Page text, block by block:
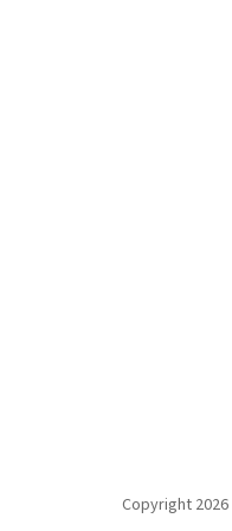
Copyright 2026